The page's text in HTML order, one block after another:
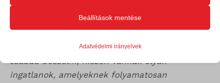
érdeklődés.
Szerintem homogén piacmozgásról sosem
szabad beszélni, hiszen vannak olyan
ingatlanok, amelyeknek folyamatosan
működéséhez. Ezek a sütik és szolgáltatások a GDPR szerint nem
igénylik a felhasználó hozzájárulását.
Részletek megjelenítése
Beállítások mentése
Adatvédelmi irányelvek